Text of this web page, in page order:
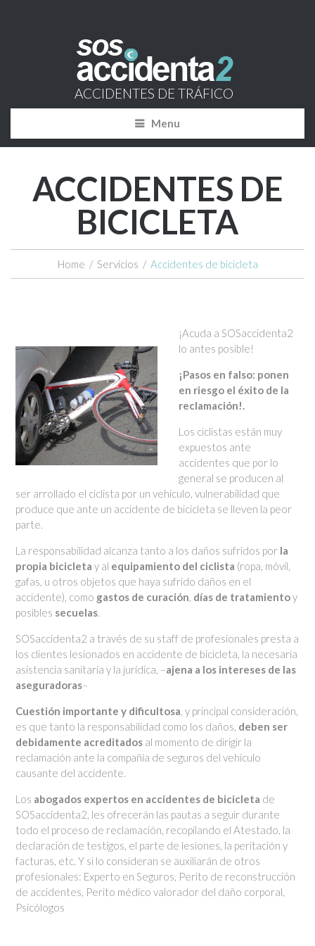
ACCIDENTES DE TRÁFICO
Menu
ACCIDENTES DE
BICICLETA
Home / Servicios / Accidentes de bicicleta
¡Acuda a SOSaccidenta2
lo antes posible!
¡Pasos en falso: ponen
en riesgo el éxito de la
reclamación!.
Los ciclistas están muy
expuestos ante
accidentes que por lo
general se producen al
ser arrollado el ciclista por un vehículo, vulnerabilidad que
produce que ante un accidente de bicicleta se lleven la peor
parte.
La responsabilidad alcanza tanto a los daños sufridos por la
propia bicicleta y al equipamiento del ciclista (ropa, móvil,
gafas, u otros objetos que haya sufrido daños en el
accidente), como gastos de curación, días de tratamientoy
posibles secuelas.
SOSaccidenta2 a través de su staff de profesionales presta a
los clientes lesionados en accidente de bicicleta, la necesaria
asistencia sanitaria y la jurídica, –ajena a los intereses de las
aseguradoras–
Cuestión importante y dificultosa, y principal consideración,
es que tanto la responsabilidad como los daños, deben ser
debidamente acreditados al momento de dirigir la
reclamación ante la compañía de seguros del vehículo
causante del accidente.
Los abogados expertos en accidentes de bicicleta de
SOSaccidenta2, les ofrecerán las pautas a seguir durante
todo el proceso de reclamación, recopilando el Atestado, la
declaración de testigos, el parte de lesiones, la peritación y
facturas, etc. Y si lo consideran se auxiliarán de otros
profesionales: Experto en Seguros, Perito de reconstrucción
de accidentes, Perito médico valorador del daño corporal,
Psicólogos